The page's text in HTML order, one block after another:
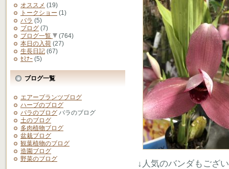
オススメ (19)
トークショー (1)
バラ (5)
ブログ (7)
ブログ一覧
(764)
本日の入荷 (27)
生長日記 (67)
ｾﾐﾅｰ (5)
ブログ一覧
エアープランツブログ
ハーブのブログ
バラのブログ バラのブログ
土のブログ
多肉植物ブログ
盆栽ブログ
観葉植物のブログ
造園ブログ
野菜のブログ
↓人気のバンダもござ